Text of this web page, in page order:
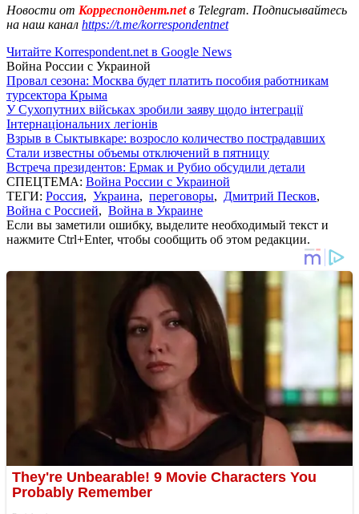
Новости от Корреспондент.netв Telegram. Подписывайтесь
на наш канал https://t.me/korrespondentnet
Читайте Korrespondent.net в Google News
Война России с Украиной
Провал сезона: Москва будет платить пособия работникам
турсектора Крыма
У Сухопутних військах зробили заяву щодо інтеграції
Інтернаціональних легіонів
Взрыв в Сыктывкаре: возросло количество пострадавших
Стали известны объемы отключений в пятницу
Встреча президентов: Ермак и Рубио обсудили детали
СПЕЦТЕМА: Война России с Украиной
ТЕГИ: Россия, Украина, переговоры, Дмитрий Песков,
Война с Россией, Война в Украине
Если вы заметили ошибку, выделите необходимый текст и
нажмите Ctrl+Enter, чтобы сообщить об этом редакции.